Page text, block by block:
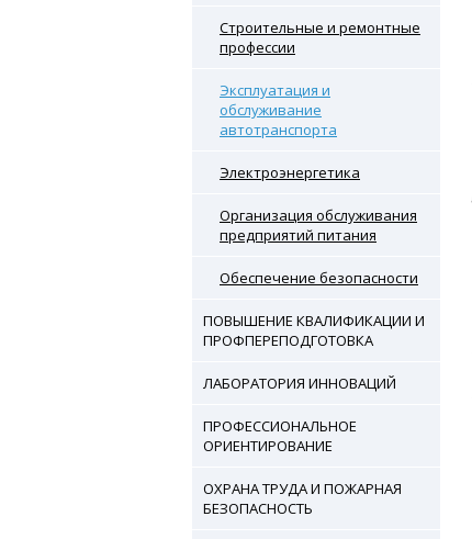
Строительные и ремонтные
профессии
Эксплуатация и
обслуживание
автотранспорта
Электроэнергетика
Организация обслуживания
предприятий питания
Обеспечение безопасности
ПОВЫШЕНИЕ КВАЛИФИКАЦИИ И
ПРОФПЕРЕПОДГОТОВКА
ЛАБОРАТОРИЯ ИННОВАЦИЙ
ПРОФЕССИОНАЛЬНОЕ
ОРИЕНТИРОВАНИЕ
ОХРАНА ТРУДА И ПОЖАРНАЯ
БЕЗОПАСНОСТЬ